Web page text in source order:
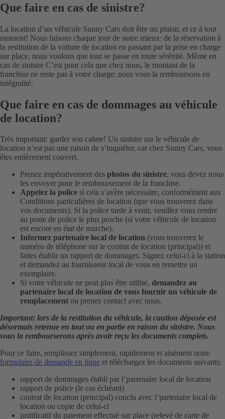
Que faire en cas de sinistre?
La location d’un véhicule Sunny Cars doit être un plaisir, et ce à tout
moment! Nous faisons chaque jour de notre mieux: de la réservation à
la restitution de la voiture de location en passant par la prise en charge
sur place, nous voulons que tout se passe en toute sérénité. Même en
cas de sinistre C’est pour cela que chez nous, le montant de la
franchise ne reste pas à votre charge: nous vous la remboursons en
intégralité.
Que faire en cas de dommages au véhicule
de location?
Très important: garder son calme! Un sinistre sur le véhicule de
location n’est pas une raison de s’inquiéter, car chez Sunny Cars, vous
êtes entièrement couvert.
Prenez impérativement des photos du sinistre, vous devez nous
les envoyer pour le remboursement de la franchise.
Appelez la police si cela s’avère nécessaire, conformément aux
Conditions particulières de location (que vous trouverez dans
vos documents). Si la police tarde à venir, veuillez vous rendre
au poste de police le plus proche (si votre véhicule de location
est encore en état de marche).
Informez partenaire local de location (vous trouverez le
numéro de téléphone sur le contrat de location (principal)) et
faites établir un rapport de dommages. Signez celui-ci à la station
et demandez au fournisseur local de vous en remettre un
exemplaire.
Si votre véhicule ne peut plus être utilisé, demandez au
partenaire local de location de vous fournir un véhicule de
remplacement ou prenez contact avec nous.
Important: lors de la restitution du véhicule, la caution déposée est
désormais retenue en tout ou en partie en raison du sinistre. Nous
vous la rembourserons après avoir reçu les documents complets.
Pour ce faire, remplissez simplement, rapidement et aisément notre
formulaire de demande en ligne et téléchargez les documents suivants:
rapport de dommages établi par l’partenaire local de location
rapport de police (le cas échéant)
contrat de location (principal) conclu avec l’partenaire local de
location ou copie de celui-ci
justificatif du paiement effectué sur place (relevé de carte de